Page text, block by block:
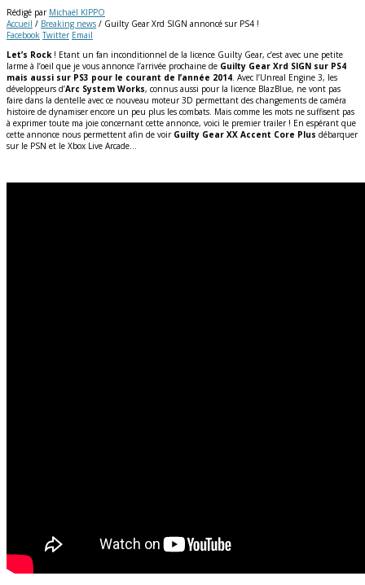
Rédigé par Michaël KIPPO
Accueil / Breaking news / Guilty Gear Xrd SIGN annoncé sur PS4 !
Facebook Twitter Email
Let’s Rock ! Etant un fan inconditionnel de la licence Guilty Gear, c’est avec une petite
larme à l’oeil que je vous annonce l’arrivée prochaine de Guilty Gear Xrd SIGN sur PS4
mais aussi sur PS3 pour le courant de l’année 2014. Avec l’Unreal Engine 3, les
développeurs d’Arc System Works, connus aussi pour la licence BlazBlue, ne vont pas
faire dans la dentelle avec ce nouveau moteur 3D permettant des changements de caméra
histoire de dynamiser encore un peu plus les combats. Mais comme les mots ne suffisent pas
à exprimer toute ma joie concernant cette annonce, voici le premier trailer ! En espérant que
cette annonce nous permettent afin de voir Guilty Gear XX Accent Core Plus débarquer
sur le PSN et le Xbox Live Arcade…